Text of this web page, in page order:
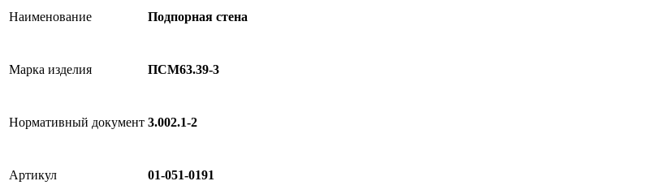
Наименование Подпорная стена
Марка изделия ПСМ63.39-3
Нормативный документ 3.002.1-2
Артикул 01-051-0191